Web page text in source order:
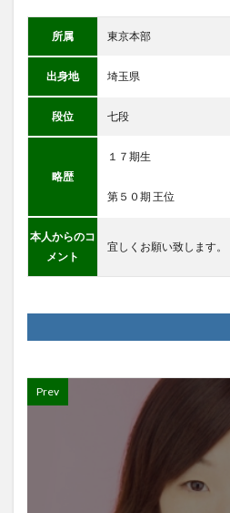
所属 東京本部
出身地 埼玉県
段位 七段
略歴
１７期生
第５０期 王位
本人からのコ
メント
宜しくお願い致します。
Prev